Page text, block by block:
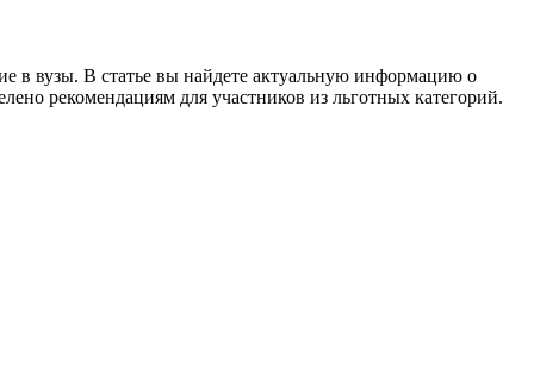
в вузы. В статье вы найдете актуальную информацию о
рекомендациям для участников из льготных категорий.